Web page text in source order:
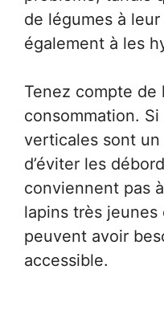
de légumes à
également à les
Tenez compte de
consommation. Si
verticales sont
d’éviter les
conviennent pas
lapins très jeunes
peuvent avoir
accessible.